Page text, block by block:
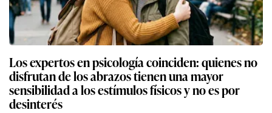
Los expertos en psicología coinciden: quienes no
disfrutan de los abrazos tienen una mayor
sensibilidad a los estímulos físicos y no es por
desinterés